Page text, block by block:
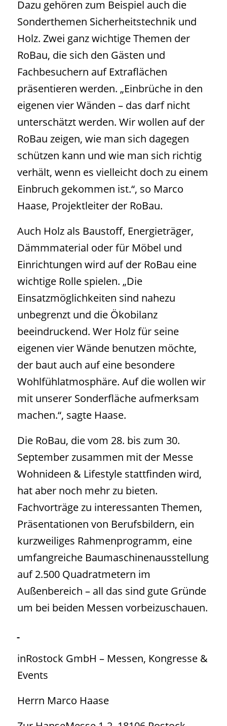
Dazu gehören zum Beispiel auch die
Sonderthemen Sicherheitstechnik und
Holz. Zwei ganz wichtige Themen der
RoBau, die sich den Gästen und
Fachbesuchern auf Extraflächen
präsentieren werden. „Einbrüche in den
eigenen vier Wänden – das darf nicht
unterschätzt werden. Wir wollen auf der
RoBau zeigen, wie man sich dagegen
schützen kann und wie man sich richtig
verhält, wenn es vielleicht doch zu einem
Einbruch gekommen ist.“, so Marco
Haase, Projektleiter der RoBau.
Auch Holz als Baustoff, Energieträger,
Dämmmaterial oder für Möbel und
Einrichtungen wird auf der RoBau eine
wichtige Rolle spielen. „Die
Einsatzmöglichkeiten sind nahezu
unbegrenzt und die Ökobilanz
beeindruckend. Wer Holz für seine
eigenen vier Wände benutzen möchte,
der baut auch auf eine besondere
Wohlfühlatmosphäre. Auf die wollen wir
mit unserer Sonderfläche aufmerksam
machen.“, sagte Haase.
Die RoBau, die vom 28. bis zum 30.
September zusammen mit der Messe
Wohnideen & Lifestyle stattfinden wird,
hat aber noch mehr zu bieten.
Fachvorträge zu interessanten Themen,
Präsentationen von Berufsbildern, ein
kurzweiliges Rahmenprogramm, eine
umfangreiche Baumaschinenausstellung
auf 2.500 Quadratmetern im
Außenbereich – all das sind gute Gründe
um bei beiden Messen vorbeizuschauen.
inRostock GmbH – Messen, Kongresse &
Events
Herrn Marco Haase